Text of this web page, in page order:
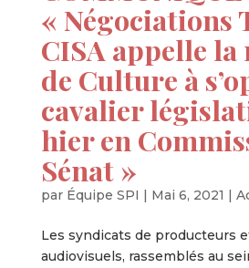
« Négociations
CISA appelle
de Culture à
cavalier
hier en
Sénat »
par Équipe SPI | Mai 6, 2021 |
Les syndicats de producteurs
audiovisuels, rassemblés au